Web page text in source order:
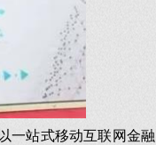
一站式移动互联网金融